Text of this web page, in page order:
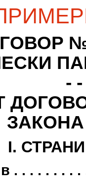
№
-
I.
. . . . . . . .